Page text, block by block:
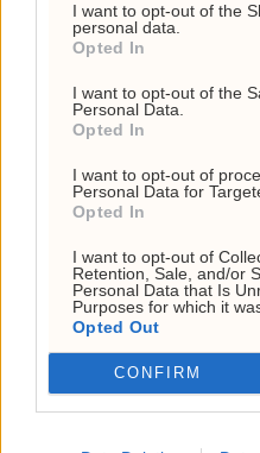
I want to opt-out of the
personal data.
Opted In
I want to opt-out of the
Personal Data.
Opted In
I want to opt-out of
Personal Data for
Opted In
I want to opt-out of
Retention, Sale, and/or
Personal Data that Is
Purposes for which it
Opted Out
CONFIRM
motsatte.
Rutte-
«gikk til